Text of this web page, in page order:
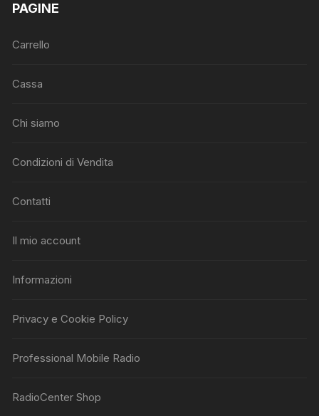
PAGINE
Carrello
Cassa
Chi siamo
Condizioni di Vendita
Contatti
Il mio account
Informazioni
Privacy e Cookie Policy
Professional Mobile Radio
RadioCenter Shop